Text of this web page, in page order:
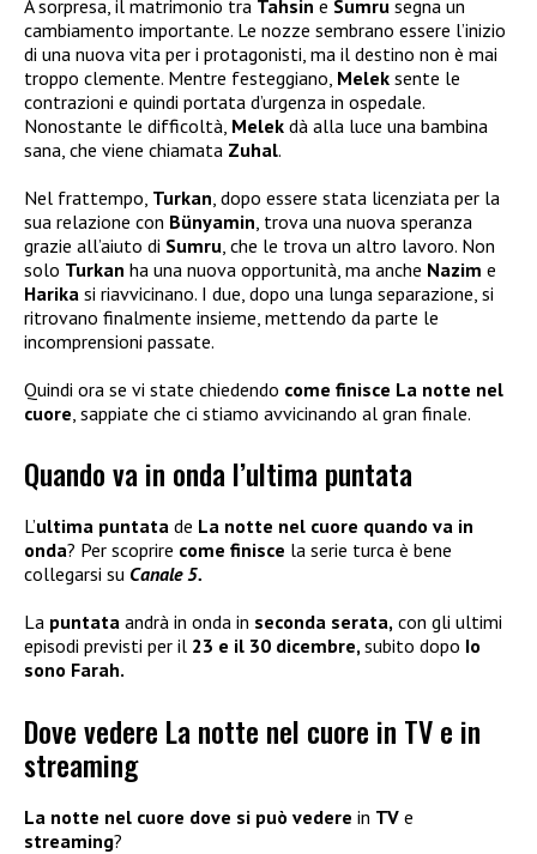
A sorpresa, il matrimonio tra Tahsin e Sumru segna un
cambiamento importante. Le nozze sembrano essere l’inizio
di una nuova vita per i protagonisti, ma il destino non è mai
troppo clemente. Mentre festeggiano, Melek sente le
contrazioni e quindi portata d’urgenza in ospedale.
Nonostante le difficoltà, Melek dà alla luce una bambina
sana, che viene chiamata Zuhal.
Nel frattempo, Turkan , dopo essere stata licenziata per la
sua relazione con Bünyamin , trova una nuova speranza
grazie all’aiuto di Sumru , che le trova un altro lavoro. Non
solo Turkan ha una nuova opportunità, ma anche Nazim e
Harika si riavvicinano. I due, dopo una lunga separazione, si
ritrovano finalmente insieme, mettendo da parte le
incomprensioni passate.
Quindi ora se vi state chiedendo come finisce La notte nel
cuore , sappiate che ci stiamo avvicinando al gran finale.
Quando va in onda l’ultima puntata
L’ultima puntata de La notte nel cuore quando va in
onda? Per scoprire come finisce la serie turca è bene
collegarsi su Canale 5.
La puntata andrà in onda in seconda serata, con gli ultimi
episodi previsti per il 23 e il 30 dicembre,subito dopo Io
sono Farah.
Dove vedere La notte nel cuore in TV e in
streaming
La notte nel cuore dove si può vedere in TV e
streaming?